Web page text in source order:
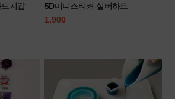
지갑
5D미니스티커-실버하트
1,900